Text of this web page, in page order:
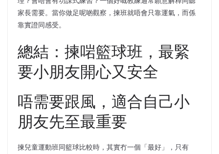
家長需要。當你做足呢啲觀察，揀班就唔會只靠運氣，而係
靠實證同感受。
總結：揀啱籃球班，最緊
要小朋友開心又安全
唔需要跟風，適合自己小
朋友先至最重要
揀兒童運動班同籃球比較時，其實冇一個「最好」，只有